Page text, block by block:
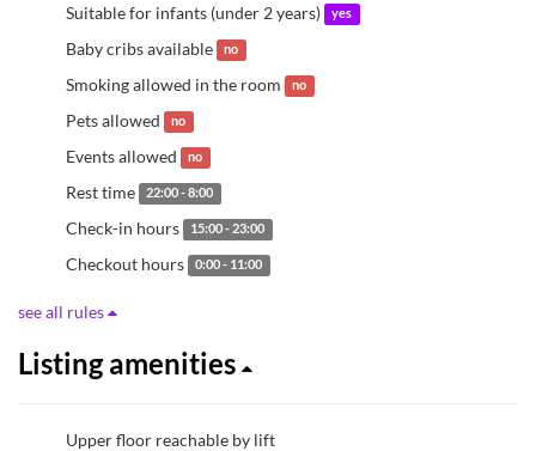
Suitable for infants (under 2 years) yes
Baby cribs available no
Smoking allowed in the room no
Pets allowed no
Events allowed no
Rest time 22:00 - 8:00
Check-in hours 15:00 - 23:00
Checkout hours 0:00 - 11:00
see all rules
Listing amenities
Upper floor reachable by lift